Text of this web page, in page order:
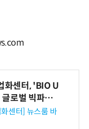
화센터, 'BIO U
로벌 빅파마
미팅 지원…K
출 교두보 확
센터] 뉴스룸 바